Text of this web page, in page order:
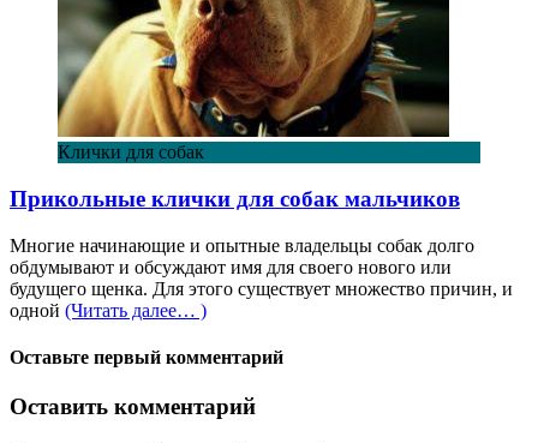
Клички для собак
Прикольные клички для собак мальчиков
Многие начинающие и опытные владельцы собак долго
обдумывают и обсуждают имя для своего нового или
будущего щенка. Для этого существует множество причин, и
одной (Читать далее… )
Оставьте первый комментарий
Оставить комментарий